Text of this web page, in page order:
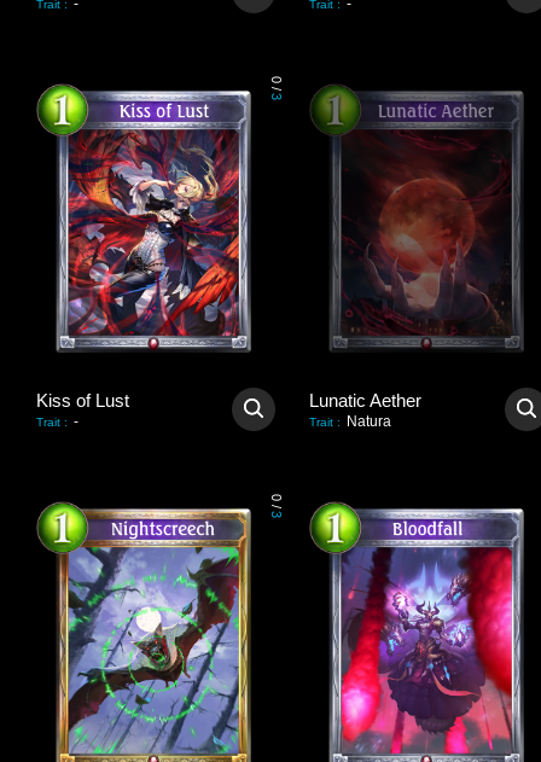
Trait : - Trait : -
0
/
3
Kiss of Lust
Trait : -
Lunatic Aether
Trait : Natura
0
/
3